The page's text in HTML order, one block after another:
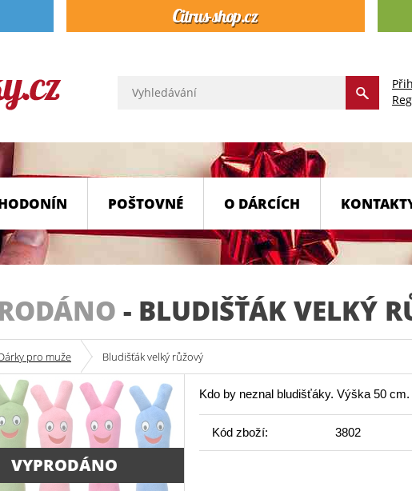
POŠTOVNÉ O DÁRCÍCH
- BLUDIŠŤÁK VELKÝ
pro muže Bludišťák velký růžový
VYPRODÁNO
Kdo by neznal bludišťáky. Výška 50 cm.
Kód zboží: 3802